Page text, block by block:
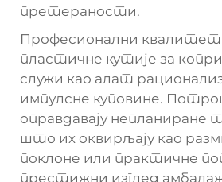
претераности.
Професионални квалитет
пластичне кутије за
служи као алат
импулсне куповине.
оправдавају
што их оквирљају као
поклоне или практичне
престижни изглед